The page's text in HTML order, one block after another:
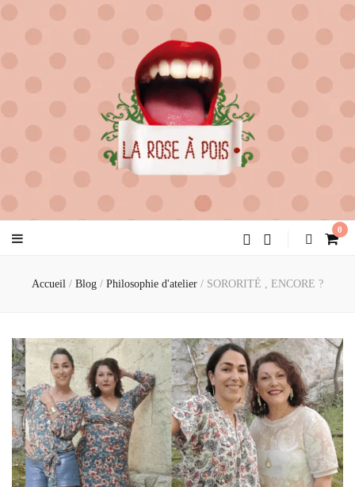
la rose à pois
0
Accueil / Blog / Philosophie d'atelier / SORORITÉ , ENCORE ?